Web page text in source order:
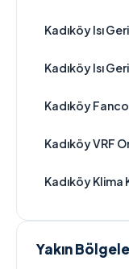
Kadıköy Isı
Kadıköy Isı
Kadıköy
Kadıköy VRF
Kadıköy Klima
Yakın